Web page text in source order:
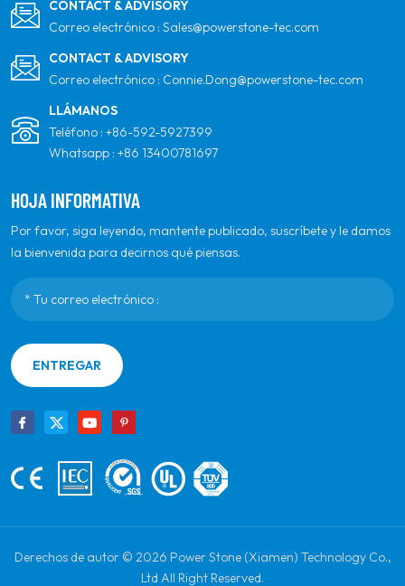
CONTACT & ADVISORY
Correo electrónico : Sales@powerstone-tec.com
CONTACT & ADVISORY
Correo electrónico : Connie.Dong@powerstone-tec.com
LLÁMANOS
Teléfono : +86-592-5927399
Whatsapp : +86 13400781697
HOJA INFORMATIVA
Por favor, siga leyendo, mantente publicado, suscríbete y le damos
la bienvenida para decirnos qué piensas.
ENTREGAR
Derechos de autor © 2026 Power Stone (Xiamen) Technology Co.,
Ltd All Right Reserved.